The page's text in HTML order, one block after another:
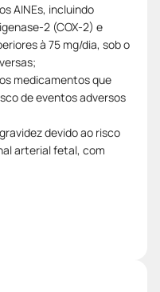
AINEs, incluindo
2 (COX-2) e
à 75 mg/dia, sob o
medicamentos que
de eventos adversos
devido ao risco
arterial fetal, com